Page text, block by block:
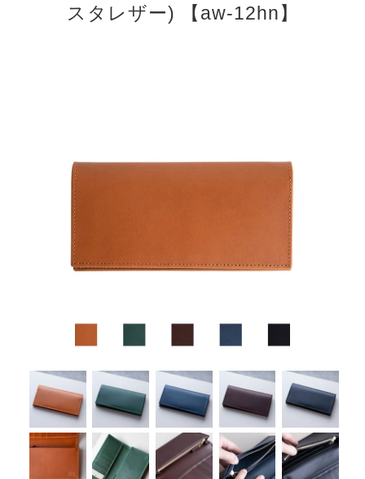
スタレザー) 【aw-12hn】